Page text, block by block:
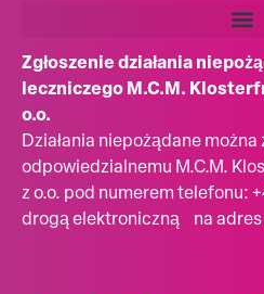
Zgłoszenie działania
leczniczego M.C.M.
o.o.
Działania niepożądane
odpowiedzialnemu M.C.M.
z o.o. pod numerem telefonu:
drogą elektroniczną na